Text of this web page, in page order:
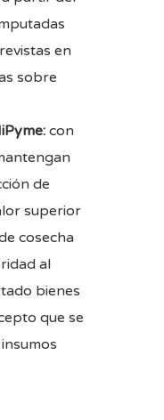
en
sobre
con
de
superior
cosecha
al
bienes
que se